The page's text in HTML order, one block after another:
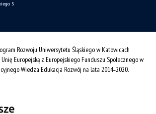
5
Rozwoju Uniwersytetu Śląskiego w Katowicach
Europejską z Europejskiego Funduszu Społecznego w
Wiedza Edukacja Rozwój na lata 2014˗2020.